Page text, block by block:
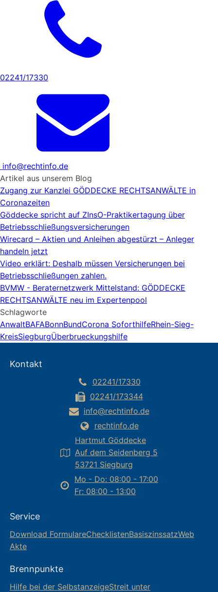
02241/17330
info@rechtinfo.de
Artikel aus unserem Blog
Zugang zur Kanzlei GÖDDECKE RECHTSANWÄLTE in
Coronazeiten
Göddecke spricht auf ZInsO-Praktikertagung über
Betriebsschließungsversicherungen
Wirecard – Aktien und Anleihen abgestürzt – Anleger
handeln jetzt
Video erklärt: Deshalb müssen Versicherungen bei
Betriebsschließungen zahlen.
BVMW - Beraternetzwerk Mittelstand: GÖDDECKE
RECHTSANWÄLTE neu im Expertenpool
Schlagworte
AnwaltBAFABonnBundCorona SoforthilfeRhein-Sieg-
KreisSiegburgÜberbrueckungshilfe
Kontakt
02241/17330
02241/173344
info@rechtinfo.de
rechtinfo.de
Hartmut Göddecke
Auf dem Seidenberg 5
53721 Siegburg
Mo - Do: 08:00 - 17:00
Fr: 08:00 - 13:00
Service
Download FormulareChecklistenBasiszinssatzWeb
Akte
Brennpunkte
Hilfe bei der SelbstanzeigeStreit unter